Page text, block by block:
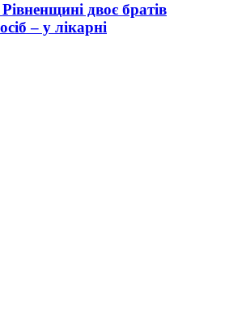
двоє братів
– у лікарні